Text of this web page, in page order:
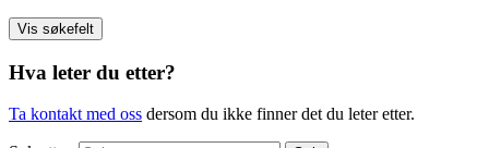
Vis søkefelt
Hva leter du etter?
Ta kontakt med oss dersom du ikke finner det du leter etter.